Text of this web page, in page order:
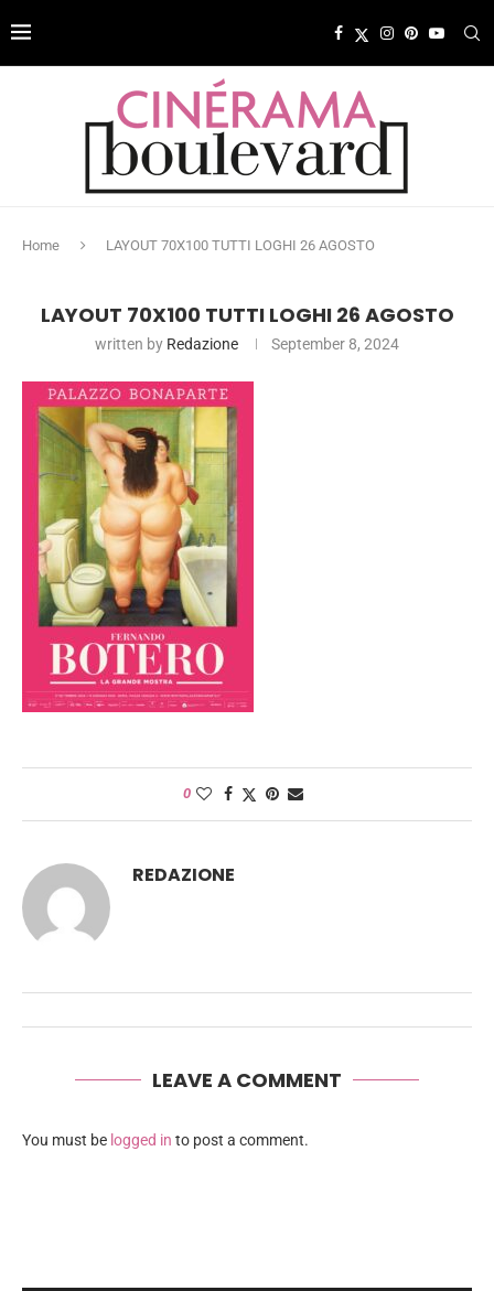
Home LAYOUT 70X100 TUTTI LOGHI 26 AGOSTO
LAYOUT 70X100 TUTTI LOGHI 26 AGOSTO
written by Redazione September 8, 2024
0
REDAZIONE
LEAVE A COMMENT
You must be logged in to post a comment.